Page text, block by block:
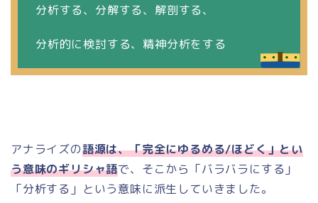
分析する、分解する、解剖する、
分析的に検討する、精神分析をする
アナライズの語源は、「完全にゆるめる/ほどく」とい
う意味のギリシャ語で、そこから「バラバラにする」
「分析する」という意味に派生していきました。